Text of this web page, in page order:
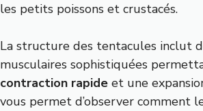
les petits poissons et crustacés.
La structure des tentacules inclut
musculaires sophistiquées
contraction rapide et une
vous permet d’observer comment